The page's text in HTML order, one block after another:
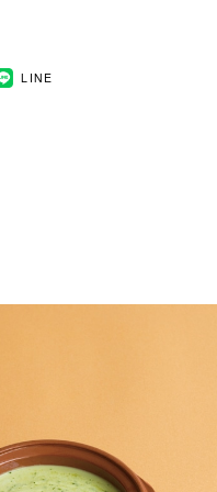
LINE